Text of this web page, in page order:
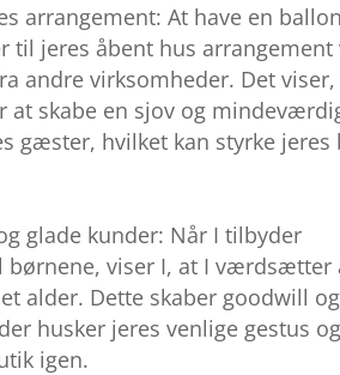
arrangement: At have en
til jeres åbent hus arrangement
andre virksomheder. Det viser,
at skabe en sjov og
gæster, hvilket kan styrke jeres
glade kunder: Når I tilbyder
viser I, at I værdsætter
alder. Dette skaber goodwill
husker jeres venlige gestus
igen.